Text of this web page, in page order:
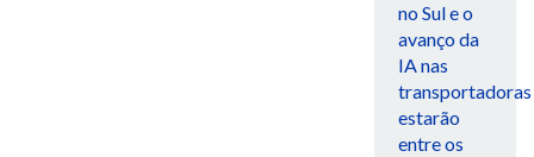
no Sul e o
avanço da
IA nas
transportadoras
estarão
entre os